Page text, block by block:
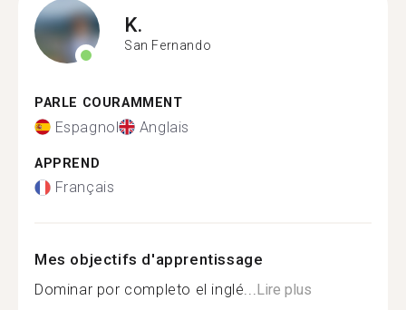
K.
San Fernando
PARLE COURAMMENT
Espagnol Anglais
APPREND
Français
Mes objectifs d'apprentissage
Dominar por completo el inglé...Lire plus